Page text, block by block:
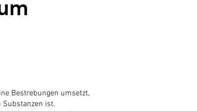
Bestrebungen umsetzt,
ist.